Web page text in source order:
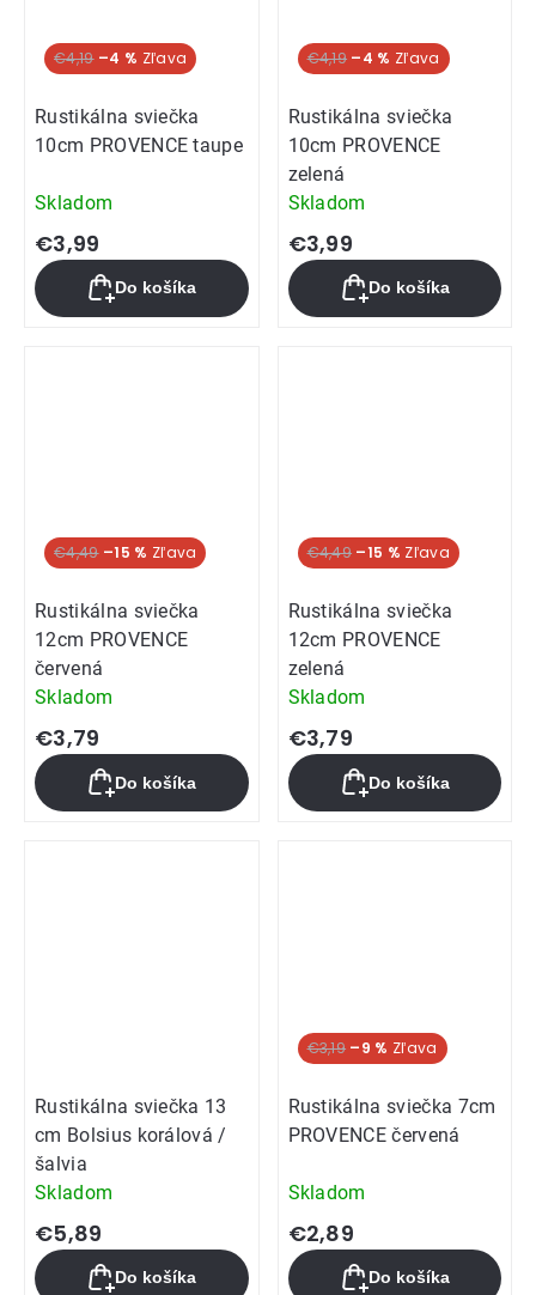
€4,19 –4 %
Rustikálna sviečka
10cm PROVENCE taupe
Skladom
€3,99
Do košíka
€4,19 –4 %
Rustikálna sviečka
10cm PROVENCE
zelená
Skladom
€3,99
Do košíka
€4,49 –15 %
Rustikálna sviečka
12cm PROVENCE
červená
Skladom
€3,79
Do košíka
€4,49 –15 %
Rustikálna sviečka
12cm PROVENCE
zelená
Skladom
€3,79
Do košíka
Rustikálna sviečka 13
cm Bolsius korálová /
šalvia
Skladom
€5,89
Do košíka
€3,19 –9 %
Rustikálna sviečka 7cm
PROVENCE červená
Skladom
€2,89
Do košíka